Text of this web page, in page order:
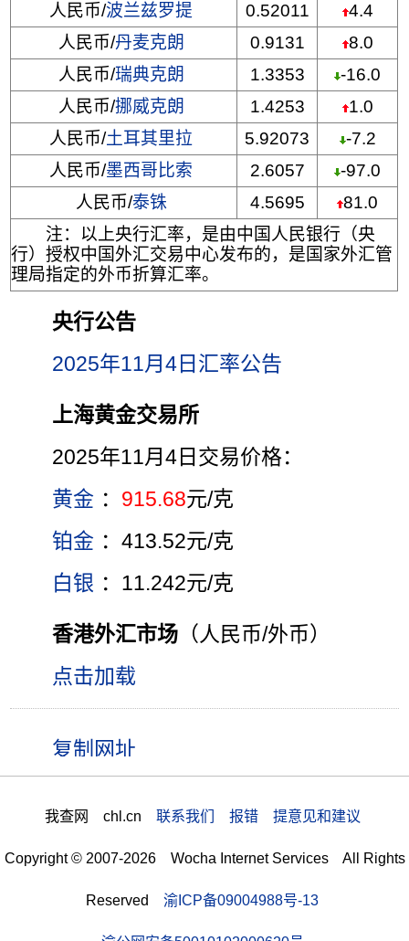
人民币/波兰兹罗提 0.52011
4.4
人民币/丹麦克朗 0.9131
8.0
人民币/瑞典克朗 1.3353
-16.0
人民币/挪威克朗 1.4253
1.0
人民币/土耳其里拉 5.92073
-7.2
人民币/墨西哥比索 2.6057
-97.0
人民币/泰铢 4.5695
81.0
注：以上央行汇率，是由中国人民银行（央
行）授权中国外汇交易中心发布的，是国家外汇管
理局指定的外币折算汇率。
央行公告
2025年11月4日汇率公告
上海黄金交易所
2025年11月4日交易价格：
黄金 ： 915.68元/克
铂金 ：413.52元/克
白银 ：11.242元/克
香港外汇市场 （人民币/外币）
点击加载
我查网 chl.cn 联系我们 报错 提意见和建议
Copyright © 2007-2026 Wocha Internet Services All Rights
Reserved 渝ICP备09004988号-13